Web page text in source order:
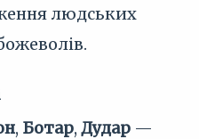
людських
, Ботар, Дудар —